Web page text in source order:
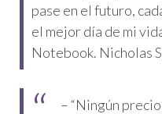
pase en el futuro,
el mejor día de mi
Notebook. Nicholas
– “Ningún